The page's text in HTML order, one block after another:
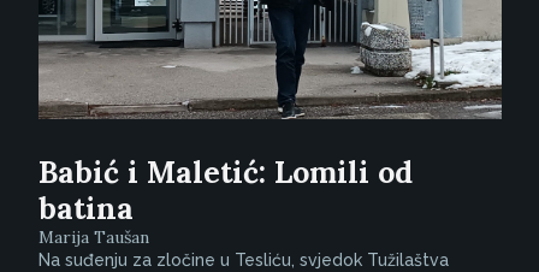
Babić i Maletić: Lomili od
batina
Marija Taušan
Na suđenju za zločine u Tesliću, svjedok Tužilaštva